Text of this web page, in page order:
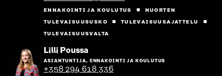
ENNAKOINTI JA KOULUTUS
NUORTEN
TULEVAISUUSUSKO
TULEVAISUUSAJATTELU
TULEVAISUUSVALTA
Lilli PoussaSiirry
henkilön
sivulle
ASIANTUNTIJA, ENNAKOINTI JA KOULUTUS
+358 294 618 336